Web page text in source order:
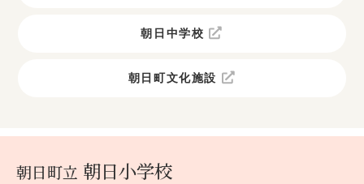
朝日中学校
朝日町文化施設
朝日町立 朝日小学校